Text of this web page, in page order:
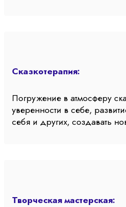
Сказкотерапия:
Погружение в атмосферу
уверенности в себе,
себя и других, создавать
Творческая мастерская: